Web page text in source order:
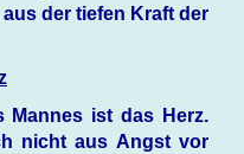
der tiefen Kraft der
Mannes ist das Herz.
nicht aus Angst vor